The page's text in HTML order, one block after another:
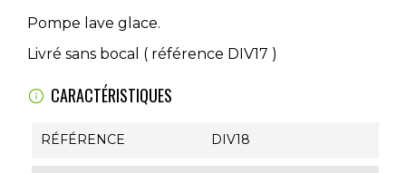
Pompe lave glace.
Livré sans bocal ( référence DIV17 )
CARACTÉRISTIQUES
RÉFÉRENCE DIV18